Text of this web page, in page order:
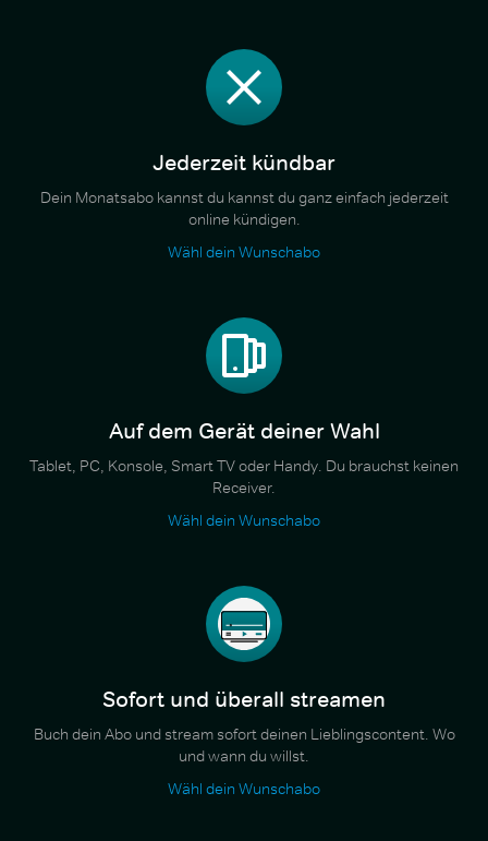
Jederzeit kündbar
Dein Monatsabo kannst du kannst du ganz einfach jederzeit
online kündigen.
Wähl dein Wunschabo
Auf dem Gerät deiner Wahl
Tablet, PC, Konsole, Smart TV oder Handy. Du brauchst keinen
Receiver.
Wähl dein Wunschabo
Sofort und überall streamen
Buch dein Abo und stream sofort deinen Lieblingscontent. Wo
und wann du willst.
Wähl dein Wunschabo